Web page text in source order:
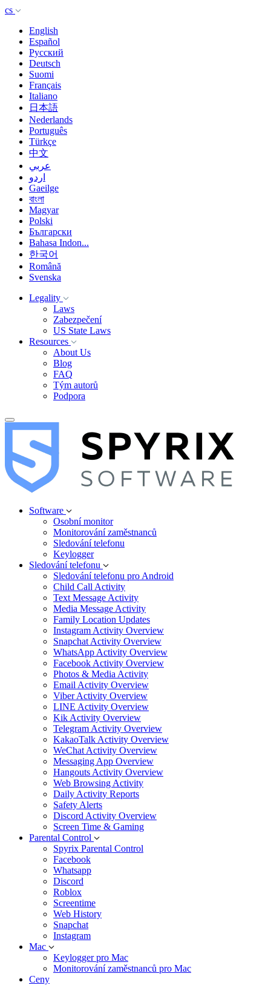
cs
English
Español
Русский
Deutsch
Suomi
Français
Italiano
日本語
Nederlands
Português
Türkçe
中文
عربي
اردو
Gaeilge
বাংলা
Magyar
Polski
Български
Bahasa Indon...
한국어
Română
Svenska
Legality
Laws
Zabezpečení
US State Laws
Resources
About Us
Blog
FAQ
Tým autorů
Podpora
Software
Osobní monitor
Monitorování zaměstnanců
Sledování telefonu
Keylogger
Sledování telefonu
Sledování telefonu pro Android
Child Call Activity
Text Message Activity
Media Message Activity
Family Location Updates
Instagram Activity Overview
Snapchat Activity Overview
WhatsApp Activity Overview
Facebook Activity Overview
Photos & Media Activity
Email Activity Overview
Viber Activity Overview
LINE Activity Overview
Kik Activity Overview
Telegram Activity Overview
KakaoTalk Activity Overview
WeChat Activity Overview
Messaging App Overview
Hangouts Activity Overview
Web Browsing Activity
Daily Activity Reports
Safety Alerts
Discord Activity Overview
Screen Time & Gaming
Parental Control
Spyrix Parental Control
Facebook
Whatsapp
Discord
Roblox
Screentime
Web History
Snapchat
Instagram
Mac
Keylogger pro Mac
Monitorování zaměstnanců pro Mac
Ceny